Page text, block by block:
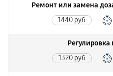
Ремонт или замена
1440 руб
Регулировка
1320 руб